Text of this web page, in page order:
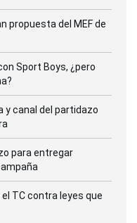
propuesta del MEF de
Sport Boys, ¿pero
y canal del partidazo
para entregar
TC contra leyes que